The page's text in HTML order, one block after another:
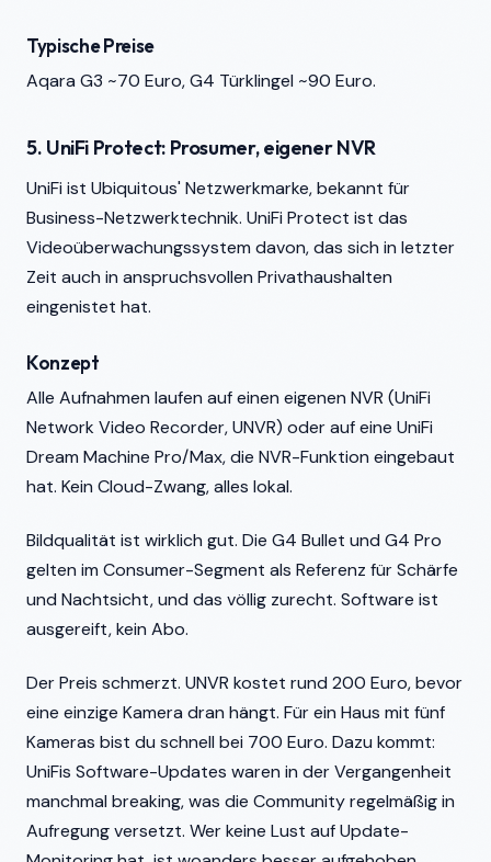
Typische Preise
Aqara G3 ~70 Euro, G4 Türklingel ~90 Euro.
5. UniFi Protect: Prosumer, eigener NVR
UniFi ist Ubiquitous' Netzwerkmarke, bekannt für
Business-Netzwerktechnik. UniFi Protect ist das
Videoüberwachungssystem davon, das sich in letzter
Zeit auch in anspruchsvollen Privathaushalten
eingenistet hat.
Konzept
Alle Aufnahmen laufen auf einen eigenen NVR (UniFi
Network Video Recorder, UNVR) oder auf eine UniFi
Dream Machine Pro/Max, die NVR-Funktion eingebaut
hat. Kein Cloud-Zwang, alles lokal.
Bildqualität ist wirklich gut. Die G4 Bullet und G4 Pro
gelten im Consumer-Segment als Referenz für Schärfe
und Nachtsicht, und das völlig zurecht. Software ist
ausgereift, kein Abo.
Der Preis schmerzt. UNVR kostet rund 200 Euro, bevor
eine einzige Kamera dran hängt. Für ein Haus mit fünf
Kameras bist du schnell bei 700 Euro. Dazu kommt:
UniFis Software-Updates waren in der Vergangenheit
manchmal breaking, was die Community regelmäßig in
Aufregung versetzt. Wer keine Lust auf Update-